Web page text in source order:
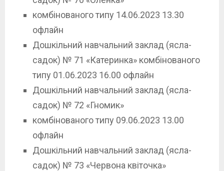
комбінованого типу 14.06.2023 13.30
офлайн
Дошкільний навчальний заклад (ясла-
садок) № 71 «Катеринка» комбінованого
типу 01.06.2023 16.00 офлайн
Дошкільний навчальний заклад (ясла-
садок) № 72 «Гномик»
комбінованого типу 09.06.2023 13.00
офлайн
Дошкільний навчальний заклад (ясла-
садок) № 73 «Червона квіточка»